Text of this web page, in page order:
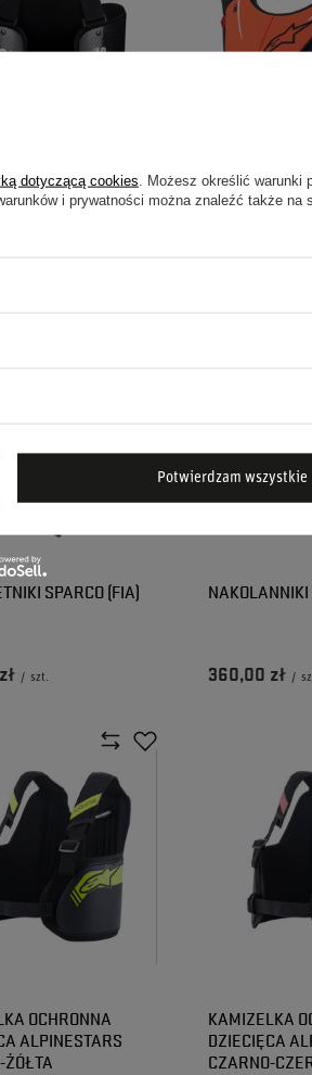
ALPINESTARS
SPARCO (FIA)
/ szt.
NAKOLANNIKI
360,00 zł /
OCHRONNA
ALPINESTARS
ŻÓŁTA
KAMIZELKA
DZIECIĘCA
CZARNO-
dotyczącą cookies . Możesz określić warunki
i prywatności można znaleźć także na
Potwierdzam wszystkie